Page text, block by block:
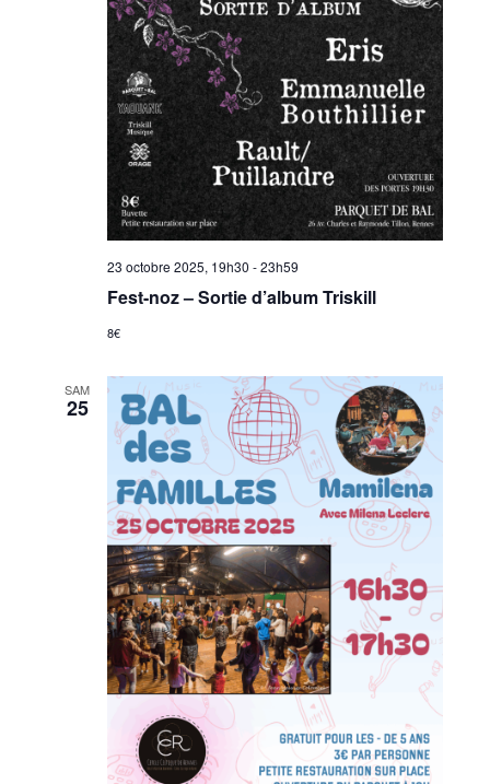
23 octobre 2025, 19h30 -23h59
Fest-noz – Sortie d’album Triskill
8€
SAM
25